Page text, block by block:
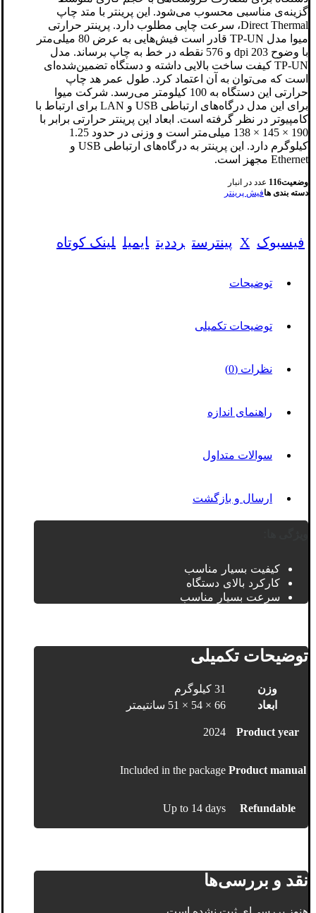
گزینه‌ی مناسبی محسوب می‌شود. این پرینتر با متد چاپ
Direct Thermal، سرعت چاپی مطلوب دارد. پرینتر حرارتی
میوا مدل TP-UN قادر است فیش‌هایی به عرض 80 میلی‌متر
با وضوح 203 dpi و 576 نقطه در خط به چاپ برساند. مدل
TP-UN کیفت ساخت بالایی داشته و دستگاه تضمین‌شده‌ای
است که می‌توان به آن اعتماد کرد. طول عمر هد چاپ
حرارتی این دستگاه به 100 کیلومتر می‌رسد. شرکت میوا
برای این مدل درگاه‌های ارتباطی USB و LAN برای ارتباط با
کامپیوتر در نظر گرفته است. ابعاد این پرینتر حرارتی برابر با
190 × 145 × 138 میلی‌متر است و وزنی در حدود 1.25
کیلوگرم دارد. این پرینتر به درگاه‌های ارتباطی USB و
Ethernet مجهز است.
وضعیت116 عدد در انبار
دسته بندی هافیش پرینتر
فیسبوک X پینترست رددیت ایمیل لینک کوتاه
توضیحات
توضیحات تکمیلی
نظرات (0)
راهنمای اندازه
سوالات متداول
ارسال و بازگشت
کیفیت بسیار مناسب
کارکرد بالای دستگاه
سرعت بسیار مناسب
توضیحات تکمیلی
وزن
31 کیلوگرم
ابعاد
66 × 54 × 51 سانتیمتر
Product year
2024
Product manual
Included in the package
Refundable
Up to 14 days
نقد و بررسی‌ها